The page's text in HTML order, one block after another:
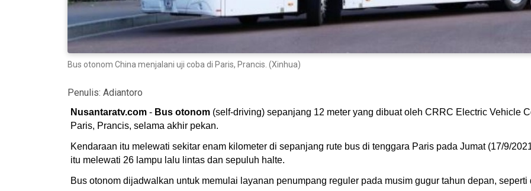
Bus otonom China menjalani uji coba di Paris, Prancis. (Xinhua)
Penulis: Adiantoro
Nusantaratv.com - Bus otonom (self-driving) sepanjang 12 meter yang dibuat oleh CRRC Electric Vehicle
Paris, Prancis, selama akhir pekan.
Kendaraan itu melewati sekitar enam kilometer di sepanjang rute bus di tenggara Paris pada Jumat (17/9/
itu melewati 26 lampu lalu lintas dan sepuluh halte.
Bus otonom dijadwalkan untuk memulai layanan penumpang reguler pada musim gugur tahun depan, seperti